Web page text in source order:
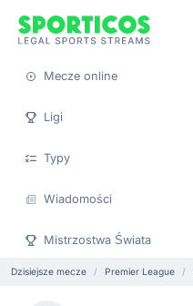
Mecze online
Ligi
Typy
Wiadomości
Mistrzostwa Świata
Dzisiejsze mecze Premier League